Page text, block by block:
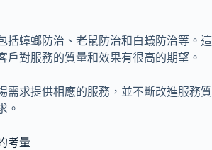
括蟑螂防治、老鼠防治和白蟻防治等。這
戶對服務的質量和效果有很高的期望。
需求提供相應的服務，並不斷改進服務質
。
考量